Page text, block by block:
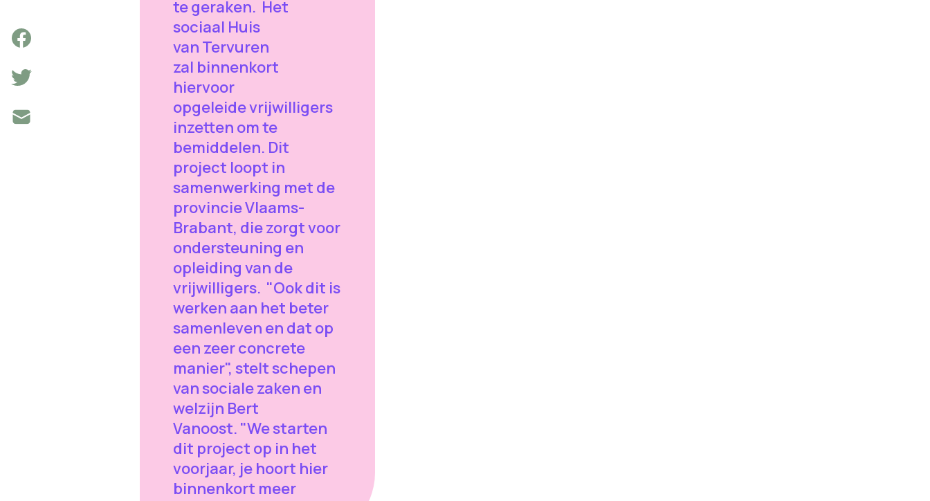
te geraken. Het
sociaal Huis
van Tervuren
zal binnenkort
hiervoor
opgeleide vrijwilligers
inzetten om te
bemiddelen. Dit
project loopt in
samenwerking met de
provincie Vlaams-
Brabant, die zorgt voor
ondersteuning en
opleiding van de
vrijwilligers. "Ook dit is
werken aan het beter
samenleven en dat op
een zeer concrete
manier", stelt schepen
van sociale zaken en
welzijn Bert
Vanoost. "We starten
dit project op in het
voorjaar, je hoort hier
binnenkort meer